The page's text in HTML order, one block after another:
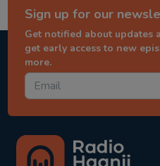
Sign up for our
Get notified about updates
get early access to new
more.